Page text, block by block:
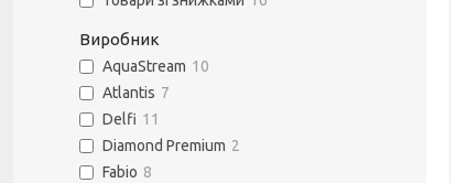
Виробник
AquaStream 10
Atlantis 7
Delfi 11
Diamond Premium 2
Fabio 8